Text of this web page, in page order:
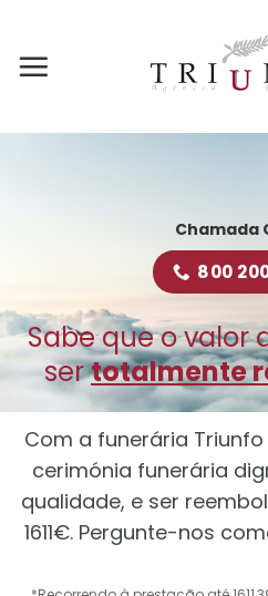
content
Chamada
800
Sabe que o valor
sertotalmente
Com a funerária
cerimónia funerária
qualidade, e ser
1611€. Pergunte-nos